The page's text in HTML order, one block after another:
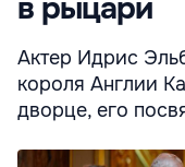
в рыцари
Актер Идрис
короля Англии
дворце, его